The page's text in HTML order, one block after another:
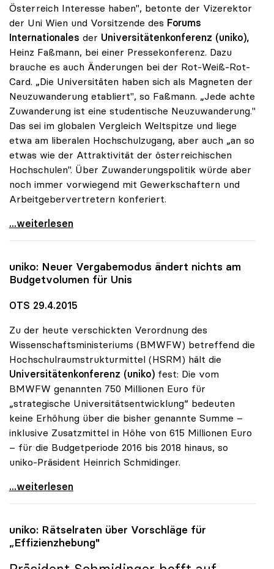
Österreich Interesse haben", betonte der Vizerektor
der Uni Wien und Vorsitzende des Forums
Internationales der Universitätenkonferenz (uniko),
Heinz Faßmann, bei einer Pressekonferenz. Dazu
brauche es auch Änderungen bei der Rot-Weiß-Rot-
Card. „Die Universitäten haben sich als Magneten der
Neuzuwanderung etabliert", so Faßmann. „Jede achte
Zuwanderung ist eine studentische Neuzuwanderung."
Das sei im globalen Vergleich Weltspitze und liege
etwa am liberalen Hochschulzugang, aber auch „an so
etwas wie der Attraktivität der österreichischen
Hochschulen". Über Zuwanderungspolitik würde aber
noch immer vorwiegend mit Gewerkschaftern und
Arbeitgebervertretern konferiert.
Unis sind „Magneten der Neuzuwanderung\"
...weiterlesen
uniko: Neuer Vergabemodus ändert nichts am
Budgetvolumen für Unis
OTS 29.4.2015
Zu der heute verschickten Verordnung des
Wissenschaftsministeriums (BMWFW) betreffend die
Hochschulraumstrukturmittel (HSRM) hält die
Universitätenkonferenz (uniko) fest: Die vom
BMWFW genannten 750 Millionen Euro für
„strategische Universitätsentwicklung“ bedeuten
keine Erhöhung über die bisher genannte Summe –
inklusive Zusatzmittel in Höhe von 615 Millionen Euro
– für die Budgetperiode 2016 bis 2018 hinaus, so
uniko-Präsident Heinrich Schmidinger.
uniko: Neuer Vergabemodus ändert nichts am
...weiterlesen
uniko: Rätselraten über Vorschläge für
„Effizienzhebung"